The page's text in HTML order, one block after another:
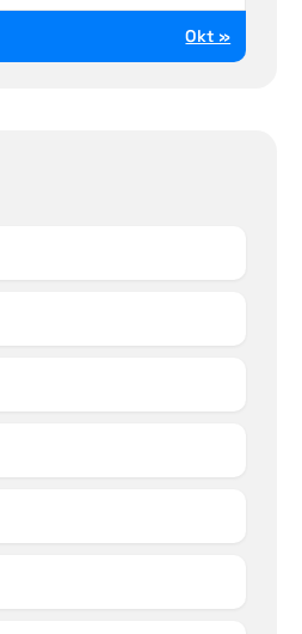
Okt »